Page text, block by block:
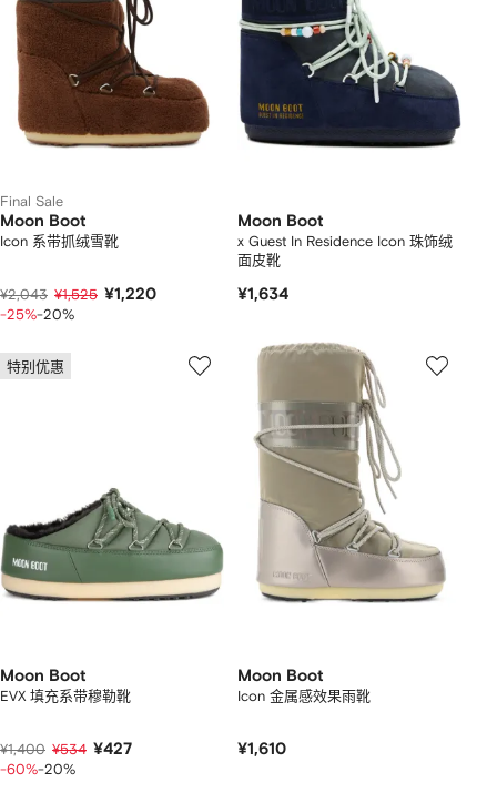
Final Sale
Moon Boot
Icon 系带抓绒雪靴
¥2,043 ¥1,525 ¥1,220
-25%-20%
Moon Boot
x Guest In Residence Icon 珠饰绒
面皮靴
¥1,634
特别优惠
Moon Boot
EVX 填充系带穆勒靴
¥1,400 ¥534 ¥427
-60%-20%
Moon Boot
Icon 金属感效果雨靴
¥1,610